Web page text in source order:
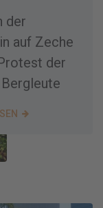
der
auf Zeche
der